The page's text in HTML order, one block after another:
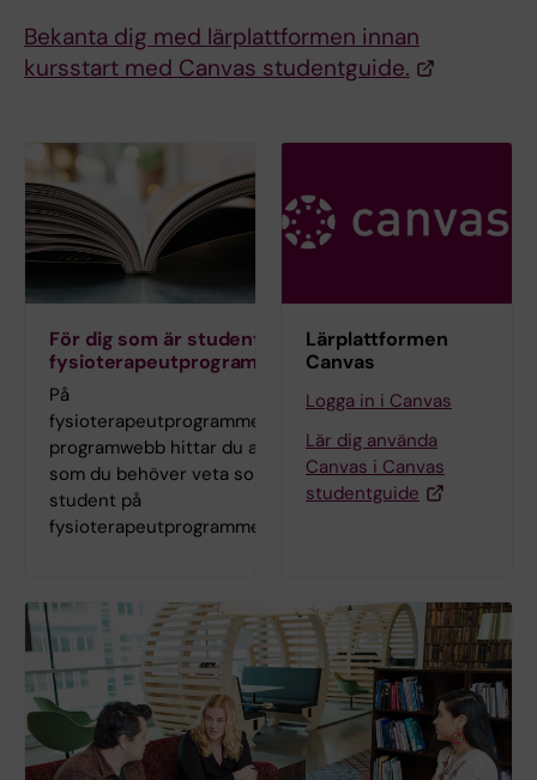
Bekanta dig med lärplattformen innan
kursstart med Canvas studentguide.
För dig som är student på
fysioterapeutprogrammet
På
fysioterapeutprogrammets
programwebb hittar du allt
som du behöver veta som
student på
fysioterapeutprogrammet.
Lärplattformen
Canvas
Logga in i Canvas
Lär dig använda
Canvas i Canvas
studentguide